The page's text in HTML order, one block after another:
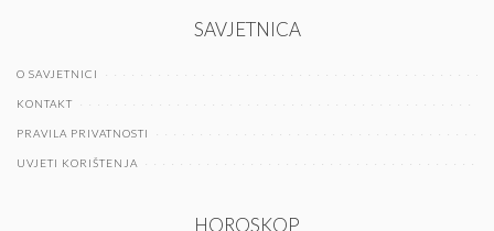
SAVJETNICA
O SAVJETNICI
KONTAKT
PRAVILA PRIVATNOSTI
UVJETI KORIŠTENJA
HOROSKOP